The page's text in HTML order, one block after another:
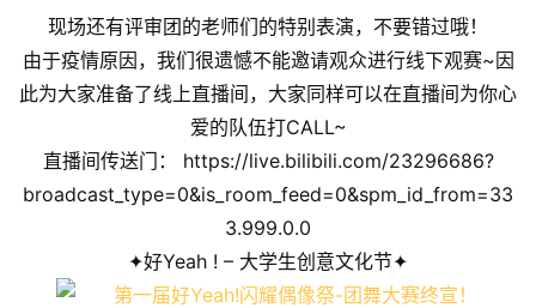
现场还有评审团的老师们的特别表演，不要错过哦！
由于疫情原因，我们很遗憾不能邀请观众进行线下观赛~因
此为大家准备了线上直播间，大家同样可以在直播间为你心
爱的队伍打CALL~
直播间传送门：
https://live.bilibili.com/23296686?
broadcast_type=0&is_room_feed=0&spm_id_from=33
3.999.0.0
✦好Yeah ! – 大学生创意文化节✦